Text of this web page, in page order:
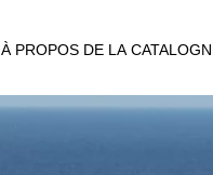
À PROPOS DE LA